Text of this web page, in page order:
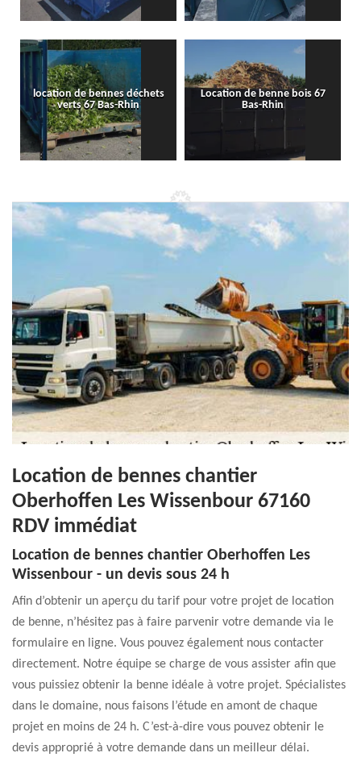
location de bennes déchets
verts 67 Bas-Rhin
Location de benne bois 67
Bas-Rhin
Location de bennes chantier
Oberhoffen Les Wissenbour 67160
RDV immédiat
Location de bennes chantier Oberhoffen Les
Wissenbour - un devis sous 24 h
Afin d’obtenir un aperçu du tarif pour votre projet de location
de benne, n’hésitez pas à faire parvenir votre demande via le
formulaire en ligne. Vous pouvez également nous contacter
directement. Notre équipe se charge de vous assister afin que
vous puissiez obtenir la benne idéale à votre projet. Spécialistes
dans le domaine, nous faisons l’étude en amont de chaque
projet en moins de 24 h. C’est-à-dire vous pouvez obtenir le
devis approprié à votre demande dans un meilleur délai.